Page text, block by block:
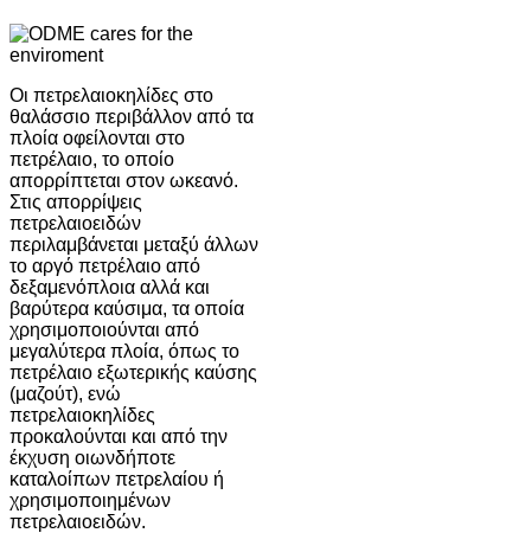
Οι πετρελαιοκηλίδες στο
θαλάσσιο περιβάλλον από τα
πλοία οφείλονται στο
πετρέλαιο, το οποίο
απορρίπτεται στον ωκεανό.
Στις απορρίψεις
πετρελαιοειδών
περιλαμβάνεται μεταξύ άλλων
το αργό πετρέλαιο από
δεξαμενόπλοια αλλά και
βαρύτερα καύσιμα, τα οποία
χρησιμοποιούνται από
μεγαλύτερα πλοία, όπως το
πετρέλαιο εξωτερικής καύσης
(μαζούτ), ενώ
πετρελαιοκηλίδες
προκαλούνται και από την
έκχυση οιωνδήποτε
καταλοίπων πετρελαίου ή
χρησιμοποιημένων
πετρελαιοειδών.